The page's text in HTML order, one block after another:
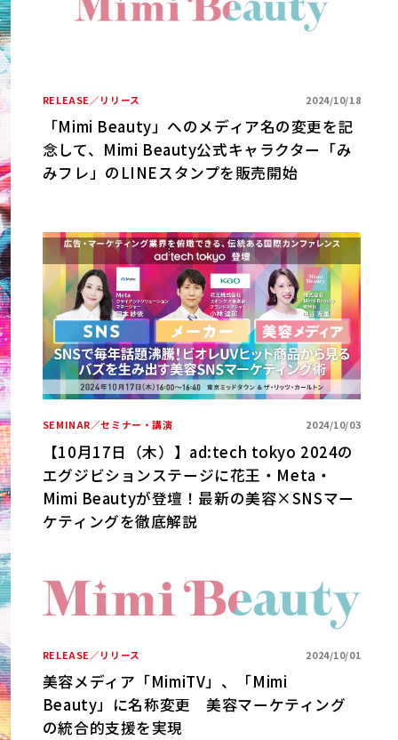
RELEASE／リリース 2024/10/18
「Mimi Beauty」へのメディア名の変更を記
念して、Mimi Beauty公式キャラクター「み
みフレ」のLINEスタンプを販売開始
SEMINAR／セミナー・講演 2024/10/03
【10月17日（木）】ad:tech tokyo 2024の
エグジビションステージに花王・Meta・
Mimi Beautyが登壇！最新の美容×SNSマー
ケティングを徹底解説
RELEASE／リリース 2024/10/01
美容メディア「MimiTV」、「Mimi
Beauty」に名称変更 美容マーケティング
の統合的支援を実現